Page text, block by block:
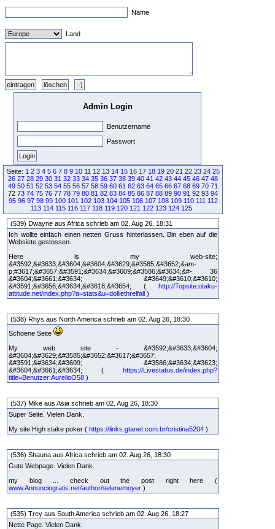
Name
Land
Admin Login
Benutzername
Passwort
Seite: 1 2 3 4 5 6 7 8 9 10 11 12 13 14 15 16 17 18 19 20 21 22 23 24 25
26 27 28 29 30 31 32 33 34 35 36 37 38 39 40 41 42 43 44 45 46 47 48
49 50 51 52 53 54 55 56 57 58 59 60 61 62 63 64 65 66 67 68 69 70 71
72 73 74 75 76 77 78 79 80 81 82 83 84 85 86 87 88 89 90 91 92 93 94
95 96 97 98 99 100 101 102 103 104 105 106 107 108 109 110 111 112
113 114 115 116 117 118 119 120 121 122 123 124 125
(539) Dwayne aus Africa schrieb am 02. Aug 26, 18:31
Ich wollte einfach einen netten Gruss hinterlassen. Bin eben auf die
Websiete gestossen.
Here is my web-site;
&#3592;&#3633;&#3604;&#3604;&#3629;&#3585;&#3652;&am-
p;#3617;&#3657;&#3591;&#3634;&#3609;&#3586;&#3634;&#- 36
&#3604;&#3661;&#3634; &#3649;&#3610;&#3610;
&#3591;&#3656;&#3634;&#3618;&#3654; ( http://Topsite.otaku-
attitude.net/index.php?a=stats&u=dolliethrelfall )
(538) Rhys aus North America schrieb am 02. Aug 26, 18:30
Schoene Seite
My web site - &#3592;&#3633;&#3604;
&#3604;&#3629;&#3585;&#3652;&#3617;&#3657;
&#3591;&#3634;&#3609; &#3586;&#3634;&#3623;
&#3604;&#3661;&#3634; ( https://Livestatus.de/index.php?
title=Benutzer:AurelioO58 )
(537) Mike aus Asia schrieb am 02. Aug 26, 18:30
Super Seite. Vielen Dank.
My site High stake poker ( https://links.gtanet.com.br/cristina5204 )
(536) Shauna aus Africa schrieb am 02. Aug 26, 18:30
Gute Webpage. Vielen Dank.
my blog ... check out the post right here (
www.Annunciogratis.net/author/selenemoyer )
(535) Trey aus South America schrieb am 02. Aug 26, 18:27
Nette Page. Vielen Dank.